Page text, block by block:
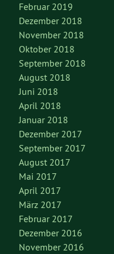
Februar 2019
Dezember 2018
November 2018
Oktober 2018
September 2018
August 2018
Juni 2018
April 2018
Januar 2018
Dezember 2017
September 2017
August 2017
Mai 2017
April 2017
März 2017
Februar 2017
Dezember 2016
November 2016